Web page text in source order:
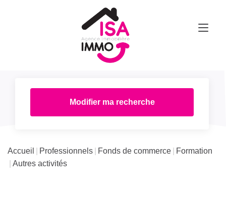
Modifier ma recherche
Accueil Professionnels Fonds de commerce
Formation
Autres activités